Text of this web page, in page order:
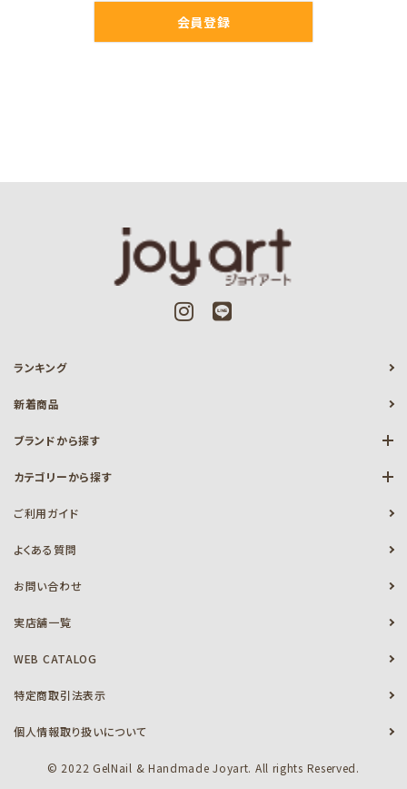
会員登録
ランキング
新着商品
ブランドから探す
カテゴリーから探す
ご利用ガイド
よくある質問
お問い合わせ
実店舗一覧
WEB CATALOG
特定商取引法表示
個人情報取り扱いについて
© 2022 GelNail & Handmade Joyart. All rights Reserved.